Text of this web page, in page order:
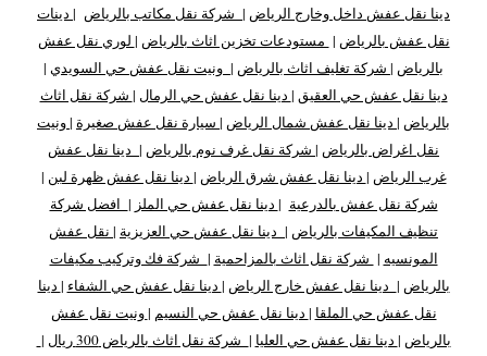
دينا نقل عفش داخل وخارج الرياض | شركة نقل مكاتب بالرياض | دينات
نقل عفش بالرياض | مستودعات تخزين اثاث بالرياض | لوري نقل عفش
بالرياض | شركة تغليف اثاث بالرياض | ونيت نقل عفش حي السويدي |
دينا نقل عفش حي العقيق | دينا نقل عفش حي الرمال | شركة نقل اثاث
بالرياض | دينا نقل عفش شمال الرياض | سيارة نقل عفش صغيرة |ونيت
نقل اغراض بالرياض | شركة نقل غرف نوم بالرياض | دينا نقل عفش
غرب الرياض | دينا نقل عفش شرق الرياض | دينا نقل عفش ظهرة لبن |
شركة نقل عفش بالدرعية | دينا نقل عفش حي الملز | افضل شركة
تنظيف المكيفات بالرياض | دينا نقل عفش حي العزيزية | نقل عفش
المونسيه | شركة نقل اثاث بالمزاحمية | شركة فك وتركيب مكيفات
بالرياض | دينا نقل عفش خارج الرياض | دينا نقل عفش حي الشفاء | دينا
نقل عفش حي الملقا | دينا نقل عفش حي النسيم |ونيت نقل عفش
بالرياض | دينا نقل عفش حي العليا | شركة نقل اثاث بالرياض 300 ريال
|